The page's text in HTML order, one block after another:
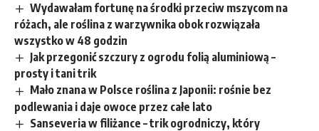
Wydawałam fortunę na środki przeciw mszycom na
różach, ale roślina z warzywnika obok rozwiązała
wszystko w 48 godzin
Jak przegonić szczury z ogrodu folią aluminiową –
prosty i tani trik
Mało znana w Polsce roślina z Japonii: rośnie bez
podlewania i daje owoce przez całe lato
Sanseveria w filiżance – trik ogrodniczy, który